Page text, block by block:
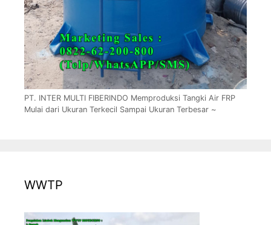
PT. INTER MULTI FIBERINDO Memproduksi Tangki Air FRP
Mulai dari Ukuran Terkecil Sampai Ukuran Terbesar ~
WWTP